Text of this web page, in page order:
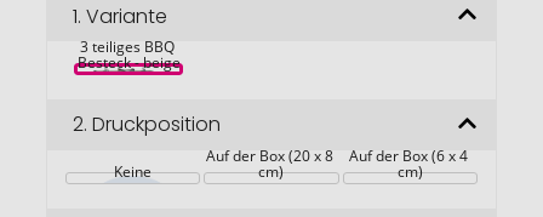
Bildgalerie
springen
1. Variante
3 teiliges BBQ
Besteck - beige
2. Druckposition
Keine
Auf der Box (20 x 8
cm)
Auf der Box (6 x 4
cm)